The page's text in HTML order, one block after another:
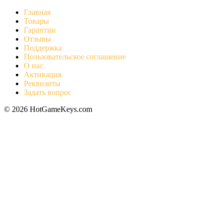
Главная
Товары
Гарантии
Отзывы
Поддержка
Пользовательское соглашение
О нас
Активация
Реквизиты
Задать вопрос
© 2026 HotGameKeys.com